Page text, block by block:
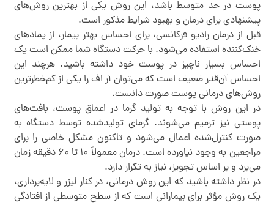
پوست در حد متوسط باشد، این روش یکی از بهترین روش‌های
پیشنهادی برای درمان و بهبود شرایط مذکور است.
قبل از درمان رادیو فرکانسی، برای احساس بهتر بیمار، از پماد‌های
خنک‌کننده استفاده می‌شود. با حرکت دستگاه شما ممکن است یک
احساس بسیار ناچیز در پوست خود داشته باشید. هرچند این
احساس آن‌قدر ضعیف است که می‌توان آر اف را یکی از کم‌خطرترین
روش‌های درمانی پوست صورت دانست.
در این روش با توجه به تولید گرما در اعماق پوست، بافت‌های
پوستی نیز ترمیم می‌شوند. گرمای تولیدشده توسط دستگاه به
صورت کنترل‌شده اعمال می‌شود و تاکنون مشکل خاصی را برای
مراجعین به وجود نیاورده است. درمان معمولاً ۱۰ تا ۶۰ دقیقه زمان
می‌برد و بر اساس تجویز، نیاز به تکرار دارد.
در نظر داشته باشید که این روش درمانی، در کنار لیزر و لایه‌برداری،
یک روش مؤثر برای بیمارانی است که از سطح متوسطی از افتادگی